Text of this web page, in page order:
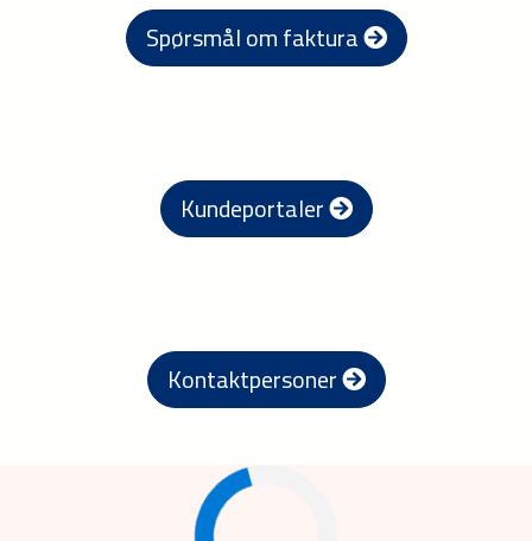
Spørsmål om faktura
Kundeportaler
Kontaktpersoner